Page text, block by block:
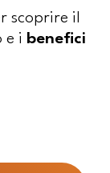
scoprire il
e i benefici